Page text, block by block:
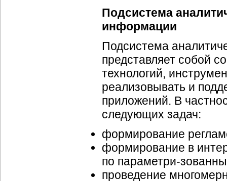
Подсистема
информации
Подсистема
представляет собой
технологий,
реализовывать и
приложений. В
следующих задач:
формирование
формирование в
по параметри-
проведение